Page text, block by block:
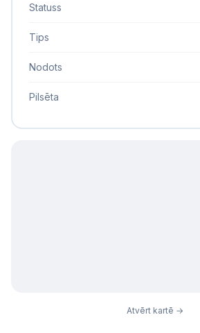
Statuss
Tips
Nodots
Pilsēta
Atvērt kartē →